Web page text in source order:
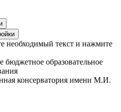
необходимый текст и нажмите
бюджетное образовательное
консерватория имени М.И.